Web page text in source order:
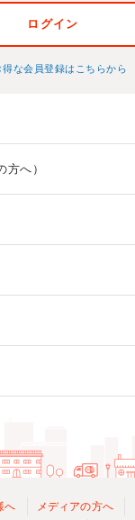
ログイン
得な会員登録はこちらから
方へ）
へ メディアの方へ